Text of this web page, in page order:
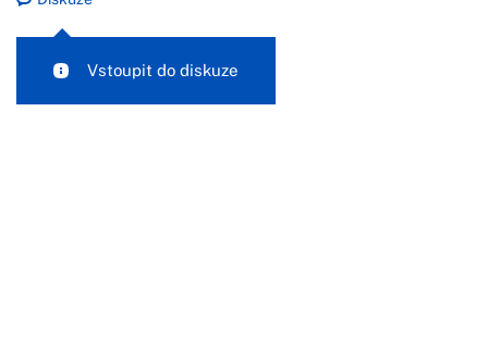
Vstoupit do diskuze